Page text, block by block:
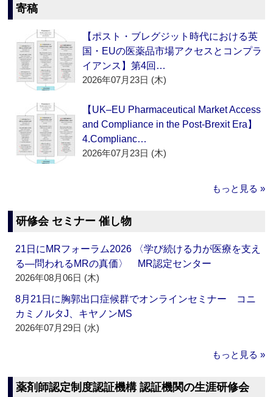
寄稿
【ポスト・ブレグジット時代における英
国・EUの医薬品市場アクセスとコンプラ
イアンス】第4回…
2026年07月23日 (木)
【UK–EU Pharmaceutical Market Access
and Compliance in the Post-Brexit Era】
4.Complianc…
2026年07月23日 (木)
もっと見る »
研修会 セミナー 催し物
21日にMRフォーラム2026 〈学び続ける力が医療を支え
る―問われるMRの真価〉 MR認定センター
2026年08月06日 (木)
8月21日に胸郭出口症候群でオンラインセミナー コニ
カミノルタJ、キヤノンMS
2026年07月29日 (水)
もっと見る »
薬剤師認定制度認証機構 認証機関の生涯研修会